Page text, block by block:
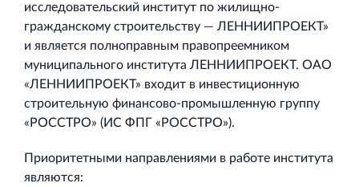
исследовательский институт по жилищно-
гражданскому строительству — ЛЕННИИПРОЕКТ»
и является полноправным правопреемником
муниципального института ЛЕННИИПРОЕКТ. ОАО
«ЛЕННИИПРОЕКТ» входит в инвестиционную
строительную финансово-промышленную группу
«РОССТРО» (ИС ФПГ «РОССТРО»).
Приоритетными направлениями в работе института
являются: